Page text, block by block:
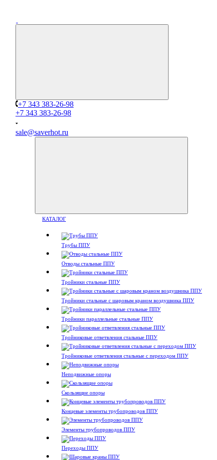
+7 343 383-26-98
+7 343 383-26-98
sale@saverhot.ru
КАТАЛОГ
Трубы ППУ
Отводы стальные ППУ
Тройники стальные ППУ
Тройники стальные с шаровым краном воздушника ППУ
Тройники параллельные стальные ППУ
Тройниковые ответвления стальные ППУ
Тройниковые ответвления стальные с переходом ППУ
Неподвижные опоры
Скользящие опоры
Концевые элементы трубопроводов ППУ
Элементы трубопроводов ППУ
Переходы ППУ